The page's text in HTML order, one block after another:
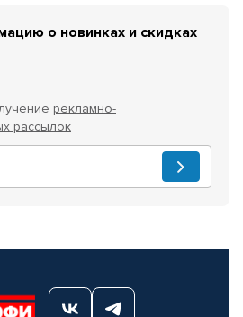
о новинках и скидках
рекламно-
рассылок